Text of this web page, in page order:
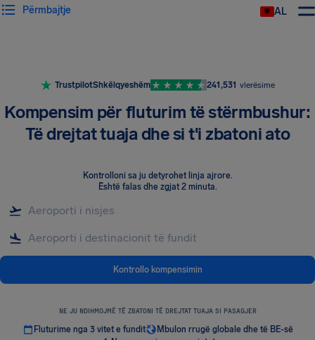
AL
Përmbajtje
TrustpilotShkëlqyeshëm 241,531 vlerësime
Kompensim për fluturim të stërmbushur:
Të drejtat tuaja dhe si t'i zbatoni ato
Kontrolloni sa ju detyrohet linja ajrore.
Është falas dhe zgjat 2 minuta.
Kontrollo kompensimin
NE JU NDIHMOJMË TË ZBATONI TË DREJTAT TUAJA SI PASAGJER
Fluturime nga 3 vitet e fundit
Mbulon rrugë globale dhe të BE-së